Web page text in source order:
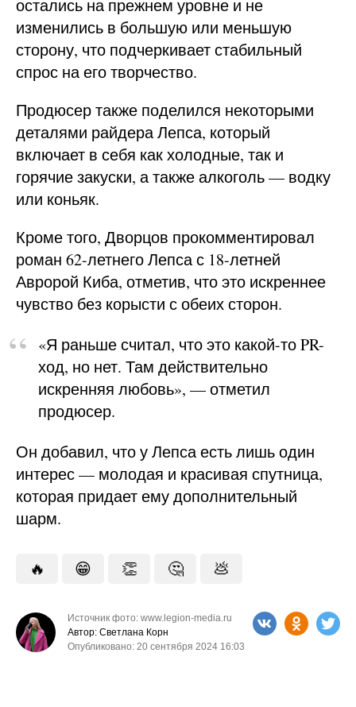
остались на прежнем уровне и не
изменились в большую или меньшую
сторону, что подчеркивает стабильный
спрос на его творчество.
Продюсер также поделился некоторыми
деталями райдера Лепса, который
включает в себя как холодные, так и
горячие закуски, а также алкоголь — водку
или коньяк.
Кроме того, Дворцов прокомментировал
роман 62-летнего Лепса с 18-летней
Авророй Киба, отметив, что это искреннее
чувство без корысти с обеих сторон.
«Я раньше считал, что это какой-то PR-
ход, но нет. Там действительно
искренняя любовь», — отметил
продюсер.
Он добавил, что у Лепса есть лишь один
интерес — молодая и красивая спутница,
которая придает ему дополнительный
шарм.
🔥 😁 👏 🤔 💩
Источник фото: www.legion-media.ru
Автор: Светлана Корн
Опубликовано: 20 сентября 2024 16:03